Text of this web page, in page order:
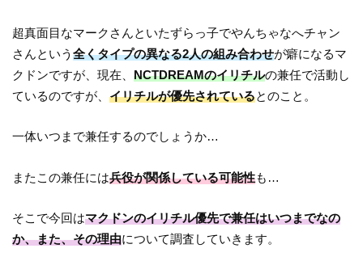
超真面目なマークさんといたずらっ子でやんちゃなへチャン
さんという全くタイプの異なる2人の組み合わせが癖になるマ
クドンですが、現在、NCTDREAMのイリチルの兼任で活動し
ているのですが、イリチルが優先されているとのこと。
一体いつまで兼任するのでしょうか…
またこの兼任には兵役が関係している可能性も…
そこで今回はマクドンのイリチル優先で兼任はいつまでなの
か、また、その理由について調査していきます。